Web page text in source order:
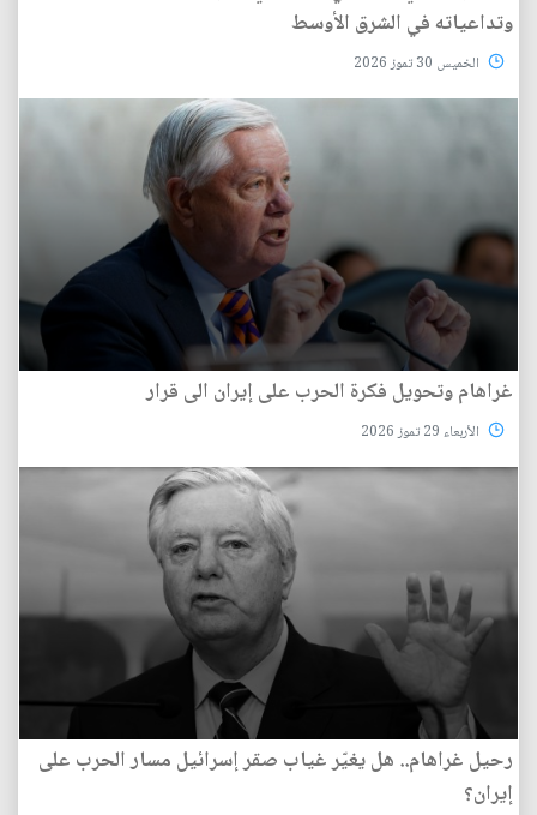
وتداعياته في الشرق الأوسط
الخميس 30 تموز 2026
غراهام وتحويل فكرة الحرب على إيران الى قرار
الأربعاء 29 تموز 2026
رحيل غراهام.. هل يغيّر غياب صقر إسرائيل مسار الحرب على
إيران؟